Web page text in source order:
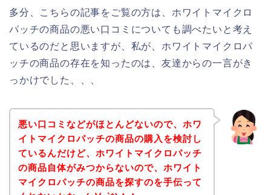
多分、こちらの記事をご覧の方は、ホワイトマイクロ
パッチの商品の悪い口コミについても調べたいと考え
ているのだと思いますが、私が、ホワイトマイクロパ
ッチの商品の存在を知ったのは、友達からの一言がき
っかけでした、、、
悪い口コミなどがほとんどないので、ホワ
イトマイクロパッチの商品の購入を検討し
ているんだけど、ホワイトマイクロパッチ
の商品自体がみつからないので、ホワイト
マイクロパッチの商品を探すのを手伝って